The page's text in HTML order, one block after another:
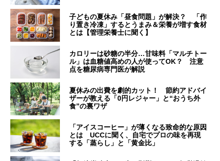
子どもの夏休み「昼食問題」が解決？ 「作
り置き冷凍」するとうまみ＆栄養が増す食材
とは【管理栄養士に聞く】
カロリーは砂糖の半分…甘味料「マルチトー
ル」は血糖値高めの人が使ってOK？ 注意
点を糖尿病専門医が解説
夏休みの出費を劇的カット！ 節約アドバイ
ザーが教える「0円レジャー」と“おうち外
食”の裏ワザ
「アイスコーヒー」が薄くなる致命的な原因
とは UCCに聞く、自宅でプロの味を再現
する「蒸らし」と「黄金比」